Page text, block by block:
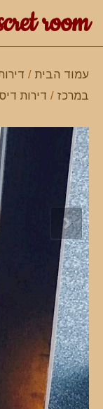
room
עמוד הבית /
במרכז / דירות